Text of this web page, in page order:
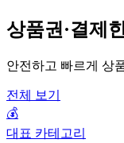
상품권·결제
안전하고 빠르게 상
전체 보기
💰
대표 카테고리